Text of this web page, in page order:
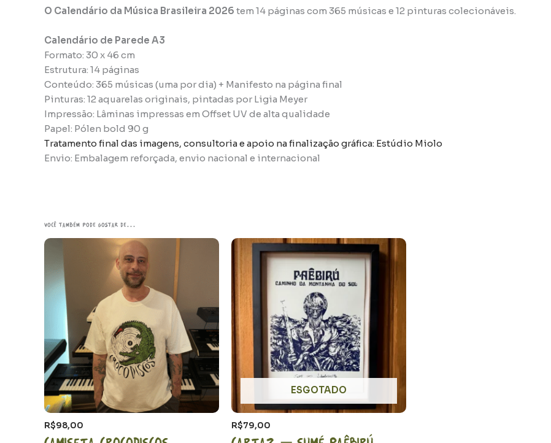
O Calendário da Música Brasileira 2026 tem 14 páginas com 365 músicas e 12 pinturas colecionáveis.
Calendário de Parede A3
Formato: 30 x 46 cm
Estrutura: 14 páginas
Conteúdo: 365 músicas (uma por dia) + Manifesto na página final
Pinturas: 12 aquarelas originais, pintadas por Ligia Meyer
Impressão: Lâminas impressas em Offset UV de alta qualidade
Papel: Pólen bold 90 g
Tratamento final das imagens, consultoria e apoio na finalização gráfica: Estúdio Miolo
Envio: Embalagem reforçada, envio nacional e internacional
Você também pode gostar de…
R$98,00
ESGOTADO
R$79,00